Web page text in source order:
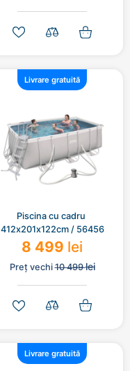
Livrare gratuită
Piscina cu cadru
412х201х122cm / 56456
8 499 lei
Preț vechi10 499lei
Livrare gratuită